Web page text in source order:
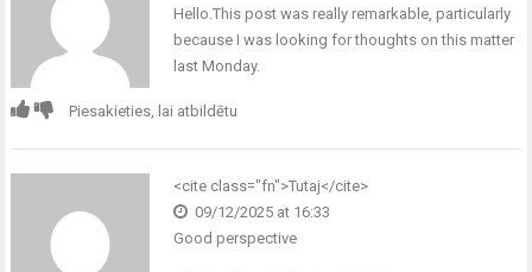
Hello.This post was really remarkable, particularly
because I was looking for thoughts on this matter
last Monday.
Piesakieties, lai atbildētu
<cite class="fn">Tutaj</cite>
09/12/2025 at 16:33
Good perspective